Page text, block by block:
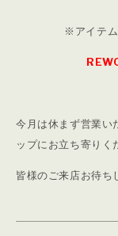
※アイテム
今月は休まず営業い
ップにお立ち寄りく
皆様のご来店お待ち